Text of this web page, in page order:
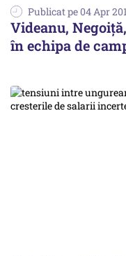
Publicat pe 04 Apr
Videanu,
în echipa de